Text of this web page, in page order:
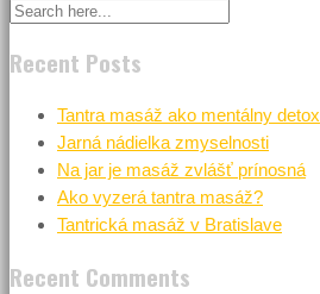
Recent Posts
Tantra masáž ako mentálny detox
Jarná nádielka zmyselnosti
Na jar je masáž zvlášť prínosná
Ako vyzerá tantra masáž?
Tantrická masáž v Bratislave
Recent Comments